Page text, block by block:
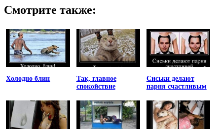
Смотрите также:
Холодно блин
Так, главное
спокойствие
Сиськи делают
парня счастливым